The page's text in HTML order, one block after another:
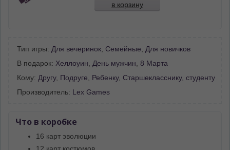
в корзину
Тип игры: Для вечеринок, Семейные, Для новичков
В подарок: Хеллоуин, День мужчин, 8 Марта
Кому: Другу, Подруге, Ребенку, Старшекласснику, студенту
Производитель: Lex Games
Что в коробке
16 карт эволюции